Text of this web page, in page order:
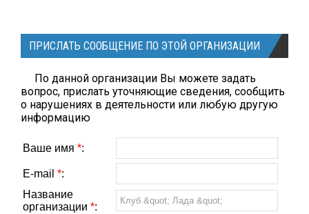
ПРИСЛАТЬ СООБЩЕНИЕ ПО ЭТОЙ ОРГАНИЗАЦИИ
По данной организации Вы можете задать
вопрос, прислать уточняющие сведения, сообщить
о нарушениях в деятельности или любую другую
информацию
Ваше имя *:
E-mail *:
Название
организации *: